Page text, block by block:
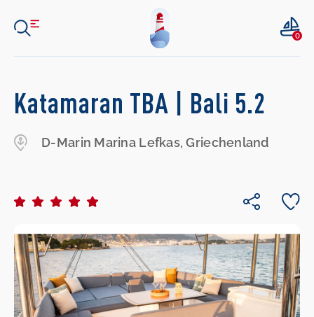
0
Katamaran TBA | Bali 5.2
D-Marin Marina Lefkas, Griechenland